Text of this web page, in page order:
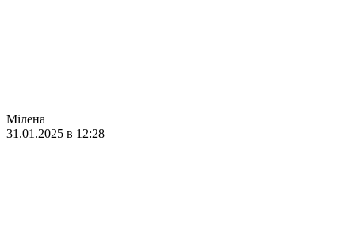
Мілена
31.01.2025 в 12:28